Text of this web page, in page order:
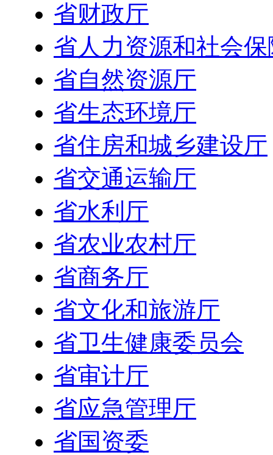
省财政厅
省人力资源和社会
省自然资源厅
省生态环境厅
省住房和城乡建设厅
省交通运输厅
省水利厅
省农业农村厅
省商务厅
省文化和旅游厅
省卫生健康委员会
省审计厅
省应急管理厅
省国资委